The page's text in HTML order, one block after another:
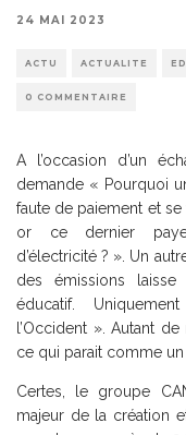
24 MAI 2023
ACTU ACTUALITE
0 COMMENTAIRE
A l’occasion d’un
demande « Pourquoi
faute de paiement et se
or ce dernier
d’électricité ? ». Un
des émissions
éducatif.
l’Occident ». Autant
ce qui parait comme
Certes, le groupe
majeur de la création